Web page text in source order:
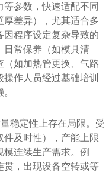
参数，快速适配不同
差异），尤其适合多
程序设定复杂导致的
日常保养（如模具清
如加热管更换、气路
作人员经过基础培训
稳定性上存在局限。受
件及时性），产能上限
连续生产需求。例
贯，出现设备空转或等